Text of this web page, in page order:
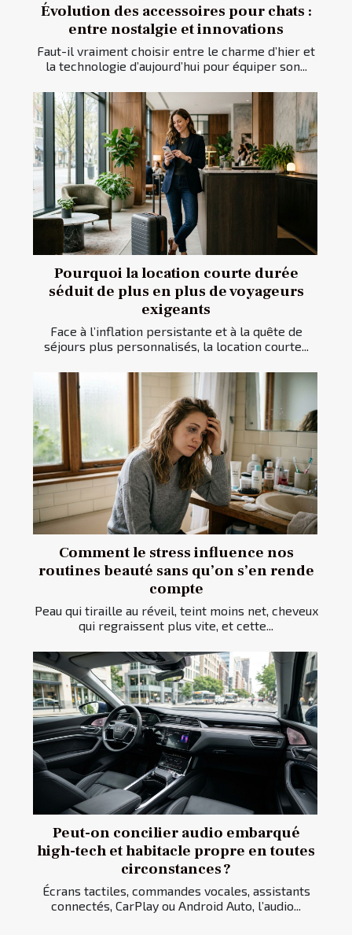
Évolution des accessoires pour chats :
entre nostalgie et innovations
Faut-il vraiment choisir entre le charme d’hier et
la technologie d’aujourd’hui pour équiper son...
Pourquoi la location courte durée
séduit de plus en plus de voyageurs
exigeants
Face à l’inflation persistante et à la quête de
séjours plus personnalisés, la location courte...
Comment le stress influence nos
routines beauté sans qu’on s’en rende
compte
Peau qui tiraille au réveil, teint moins net, cheveux
qui regraissent plus vite, et cette...
Peut-on concilier audio embarqué
high-tech et habitacle propre en toutes
circonstances ?
Écrans tactiles, commandes vocales, assistants
connectés, CarPlay ou Android Auto, l’audio...